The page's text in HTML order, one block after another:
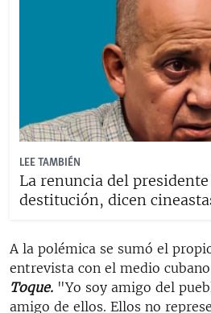
LEE TAMBIÉN
La renuncia del
destitución, dicen
A la polémica se sumó el
entrevista con el medio
Toque. "Yo soy amigo del
amigo de ellos. Ellos no